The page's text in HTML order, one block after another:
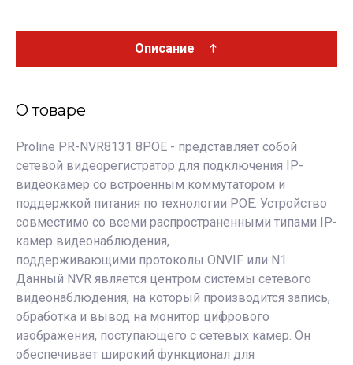
Описание
О товаре
Proline PR-NVR8131 8POE - представляет собой
сетевой видеорегистратор для подключения IP-
видеокамер со встроенным коммутатором и
поддержкой питания по технологии POE. Устройство
совместимо со всеми распространенными типами IP-
камер видеонаблюдения,
поддерживающими протоколы ONVIF или N1.
Данный NVR является центром системы сетевого
видеонаблюдения, на который производится запись,
обработка и вывод на монитор цифрового
изображения, поступающего с сетевых камер. Он
обеспечивает широкий функционал для